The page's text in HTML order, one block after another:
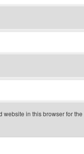
website in this browser for